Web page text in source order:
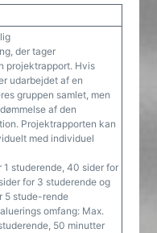
der tager
projektrapport. Hvis
udarbejdet af en
gruppen samlet, men
af den
Projektrapporten kan
med individuel
1 studerende, 40 sider for
for 3 studerende og
5 stude-rende
omfang: Max.
50 minutter